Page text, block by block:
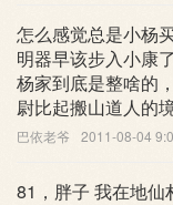
怎么感觉总是小杨
明器早该步入小康
杨家到底是整啥的
尉比起搬山道人的
巴依老爷 2011-08-04
81，胖子 我在地仙